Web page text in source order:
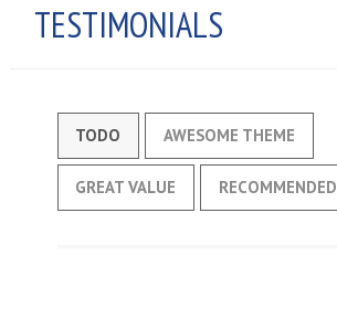
TESTIMONIALS
TODO AWESOME THEME
GREAT VALUE RECOMMENDED